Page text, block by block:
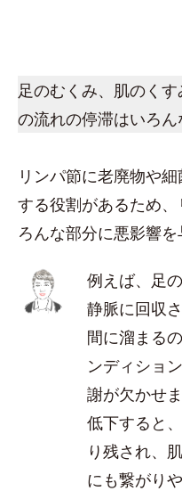
足のむくみ、肌のく
の流れの停滞はいろん
リンパ節に老廃物や
する役割があるため
ろんな部分に悪影響を
例えば、足
静脈に回収
間に溜まる
ンディショ
謝が欠かせ
低下すると
り残され、
にも繋がり